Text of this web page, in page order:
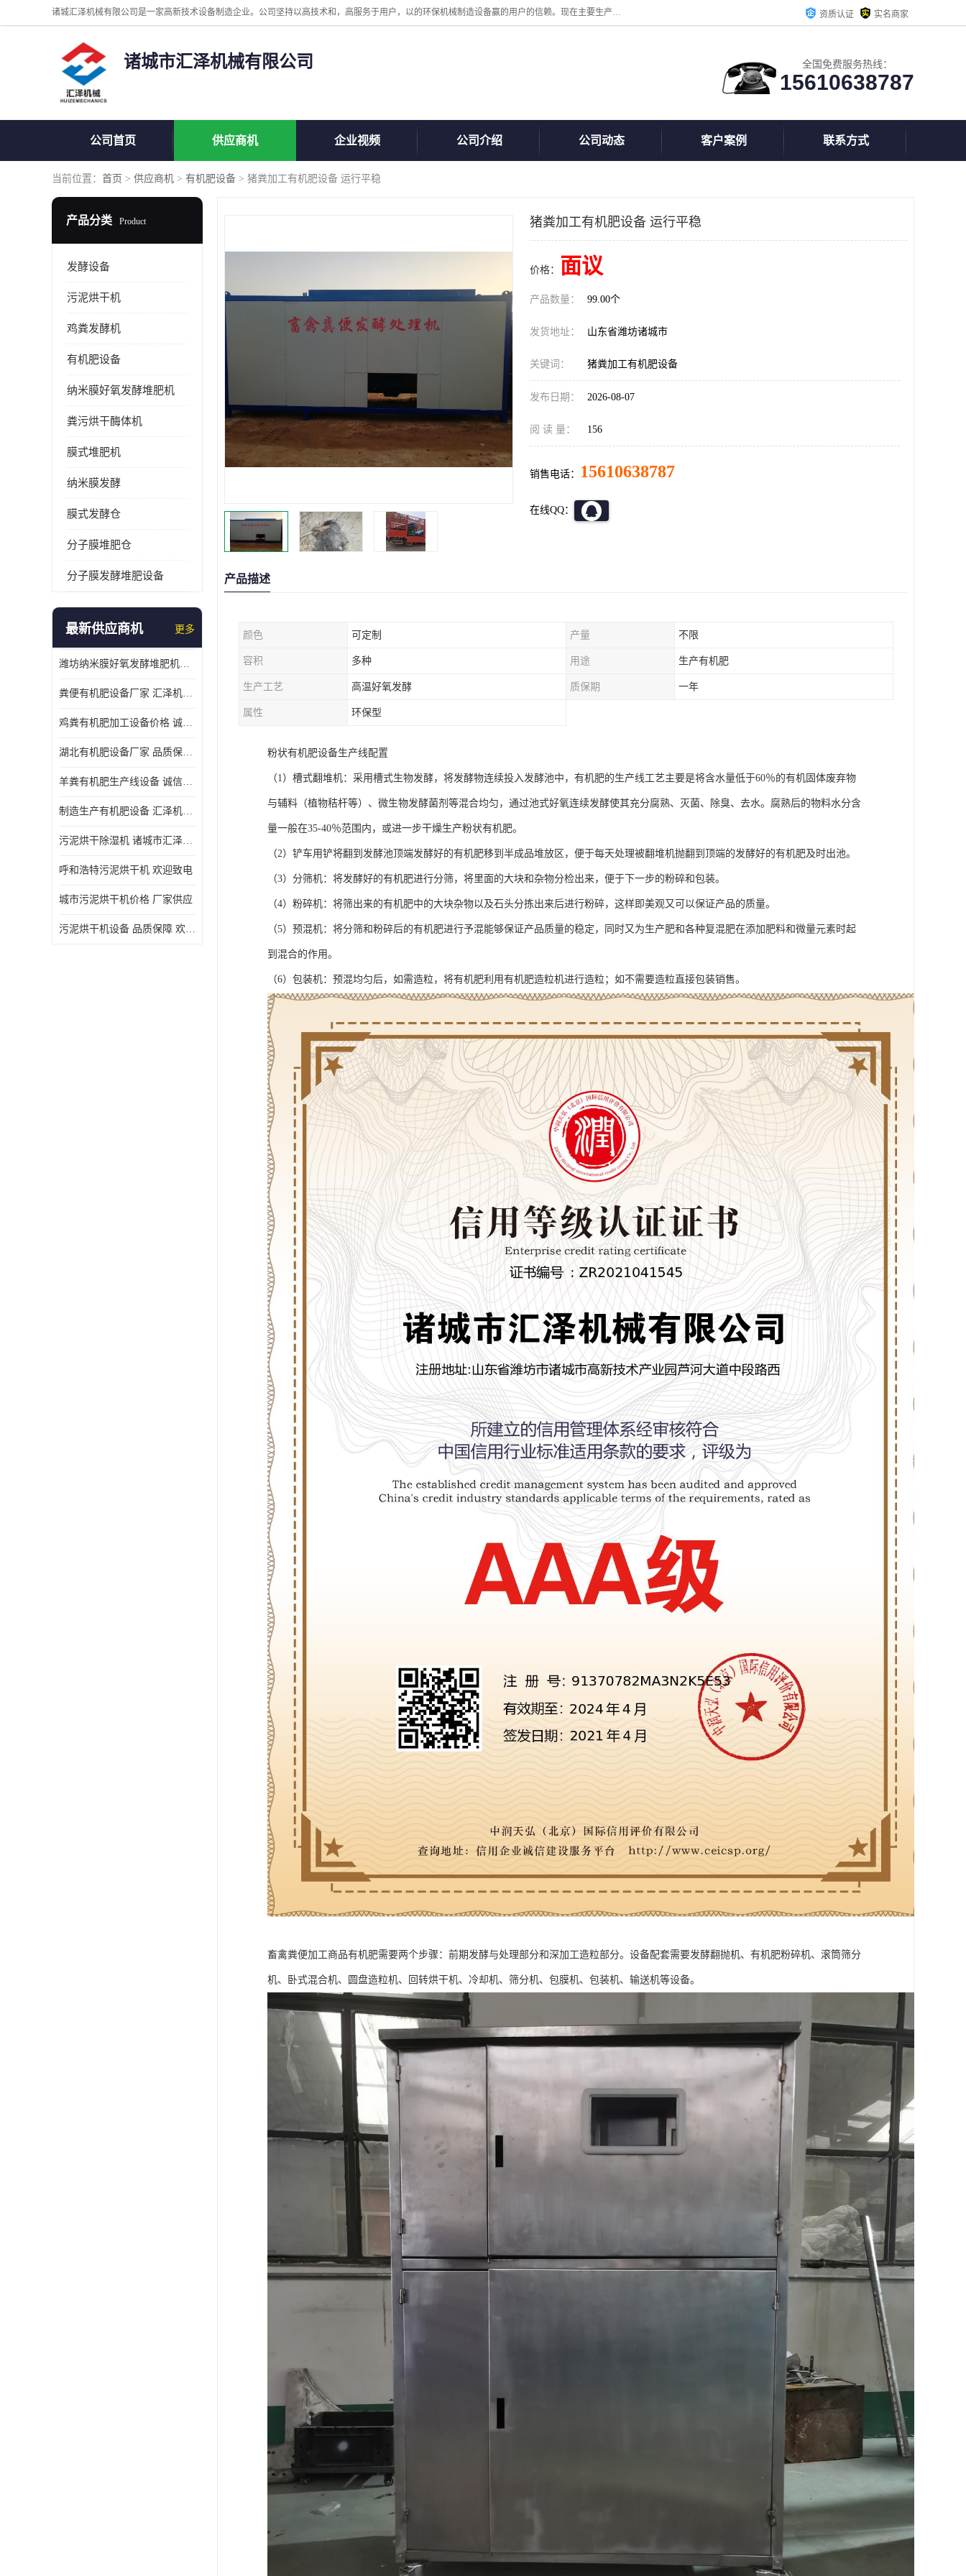
诸城汇泽机械有限公司是一家高新技术设备制造企业。公司坚持以高技术和，高服务于用户，以的环保机械制造设备赢的用户的信赖。现在主要生产死亡畜禽无害化处理和立式和卧式有机肥设备，搅拌机，烘干机，高温发酵机等。污水处理设备，固液分离机。气浮机，化制机等。公司秉承品质，用户至上，科技创新的经营理。 资质认证 实名商家
诸城市汇泽机械有限公司 全国免费服务热线：
15610638787
公司首页 供应商机 企业视频 公司介绍 公司动态 客户案例 联系方式
当前位置： 首页 > 供应商机 > 有机肥设备 > 猪粪加工有机肥设备 运行平稳
产品分类 Product
发酵设备
污泥烘干机
鸡粪发酵机
有机肥设备
纳米膜好氧发酵堆肥机
粪污烘干酶体机
膜式堆肥机
纳米膜发酵
膜式发酵仓
分子膜堆肥仓
分子膜发酵堆肥设备
最新供应商机 更多
潍坊纳米膜好氧发酵堆肥机定制
粪便有机肥设备厂家 汇泽机械 免费报价
鸡粪有机肥加工设备价格 诚信卖家 致电了解
湖北有机肥设备厂家 品质保障 欢迎咨询
羊粪有机肥生产线设备 诚信卖家 致电了解
制造生产有机肥设备 汇泽机械 免费报价
污泥烘干除湿机 诸城市汇泽机械有限公司
呼和浩特污泥烘干机 欢迎致电
城市污泥烘干机价格 厂家供应
污泥烘干机设备 品质保障 欢迎咨询
猪粪加工有机肥设备 运行平稳
价格： 面议
产品数量： 99.00个
发货地址： 山东省潍坊诸城市
关键词： 猪粪加工有机肥设备
发布日期： 2026-08-07
阅 读 量： 156
销售电话： 15610638787
在线QQ：
产品描述
颜色 可定制 产量 不限
容积 多种 用途 生产有机肥
生产工艺 高温好氧发酵 质保期 一年
属性 环保型
粉状有机肥设备生产线配置
（1）槽式翻堆机：采用槽式生物发酵，将发酵物连续投入发酵池中，有机肥的生产线工艺主要是将含水量低于60％的有机固体废弃物
与辅料（植物秸杆等）、微生物发酵菌剂等混合均匀，通过池式好氧连续发酵使其充分腐熟、灭菌、除臭、去水。腐熟后的物料水分含
量一般在35-40％范围内，或进一步干燥生产粉状有机肥。
（2）铲车用铲将翻到发酵池顶端发酵好的有机肥移到半成品堆放区，便于每天处理被翻堆机抛翻到顶端的发酵好的有机肥及时出池。
（3）分筛机：将发酵好的有机肥进行分筛，将里面的大块和杂物分检出来，便于下一步的粉碎和包装。
（4）粉碎机：将筛出来的有机肥中的大块杂物以及石头分拣出来后进行粉碎，这样即美观又可以保证产品的质量。
（5）预混机：将分筛和粉碎后的有机肥进行予混能够保证产品质量的稳定，同时又为生产肥和各种复混肥在添加肥料和微量元素时起
到混合的作用。
（6）包装机：预混均匀后，如需造粒，将有机肥利用有机肥造粒机进行造粒；如不需要造粒直接包装销售。
畜禽粪便加工商品有机肥需要两个步骤：前期发酵与处理部分和深加工造粒部分。设备配套需要发酵翻抛机、有机肥粉碎机、滚筒筛分
机、卧式混合机、圆盘造粒机、回转烘干机、冷却机、筛分机、包膜机、包装机、输送机等设备。